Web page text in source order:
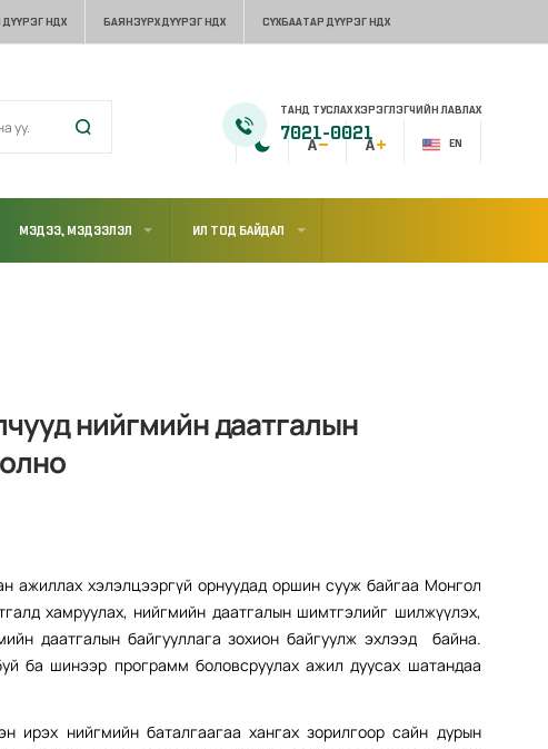
ДҮҮРЭГ НДХ БАЯНЗҮРХ ДҮҮРЭГ НДХ СҮХБААТАР ДҮҮРЭГ НДХ
EN
ТАНД ТУСЛАХ ХЭРЭГЛЭГЧИЙН ЛАВЛАХ
7021-0021
МЭДЭЭ, МЭДЭЭЛЭЛ ИЛ ТОД БАЙДАЛ
нийгмийн даатгалын
ажиллах хэлэлцээргүй орнуудад оршин сууж байгаа Монгол
хамруулах, нийгмийн даатгалын шимтгэлийг шилжүүлэх,
даатгалын байгууллага зохион байгуулж эхлээд байна.
ба шинээр программ боловсруулах ажил дуусах шатандаа
ирэх нийгмийн баталгаагаа хангах зорилгоор сайн дурын